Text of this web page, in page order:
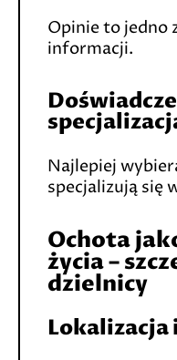
Opinie to jedno
informacji.
Najlepiej
specjalizują się
Ochota
życia –
dzielnicy